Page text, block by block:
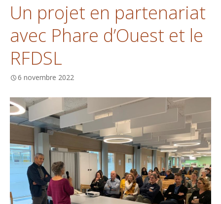
Un projet en partenariat
avec Phare d’Ouest et le
RFDSL
6 novembre 2022